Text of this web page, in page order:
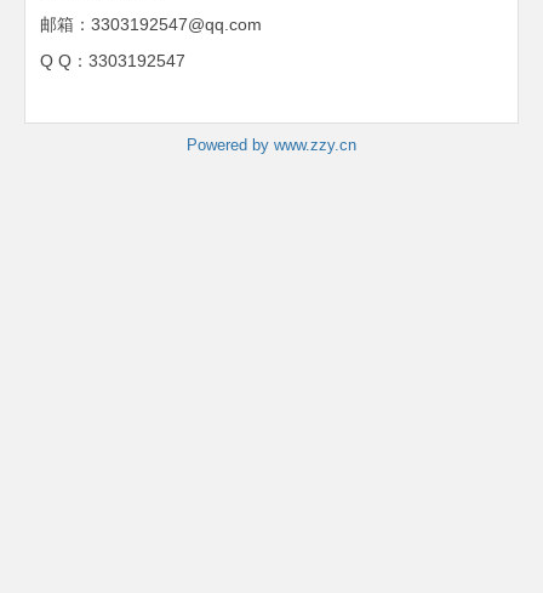
邮箱：3303192547@qq.com
Q Q：3303192547
Powered by www.zzy.cn